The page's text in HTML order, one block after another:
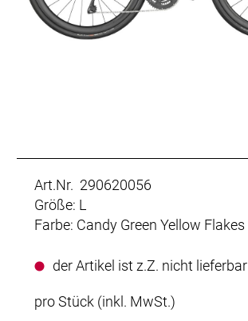
Art.Nr. 290620056
Größe: L
Farbe: Candy Green Yellow Flakes
der Artikel ist z.Z. nicht lieferbar
pro Stück (inkl. MwSt.)